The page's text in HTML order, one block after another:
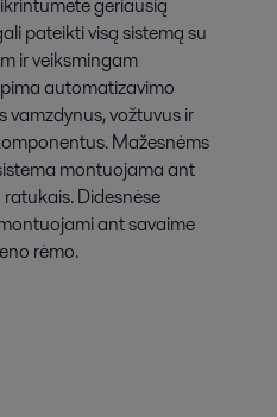
pateikti visą sistemą su
ir veiksmingam
automatizavimo
vamzdynus, vožtuvus ir
Mažesnėms
montuojama ant
Didesnėse
ant savaime
rėmo.